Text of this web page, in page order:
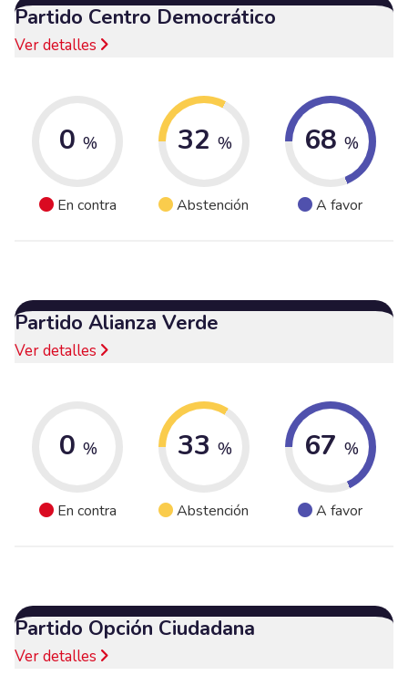
Partido Centro Democrático
Ver detalles
0 %
En contra
32 %
Abstención
68 %
A favor
Partido Alianza Verde
Ver detalles
0 %
En contra
33 %
Abstención
67 %
A favor
Partido Opción Ciudadana
Ver detalles